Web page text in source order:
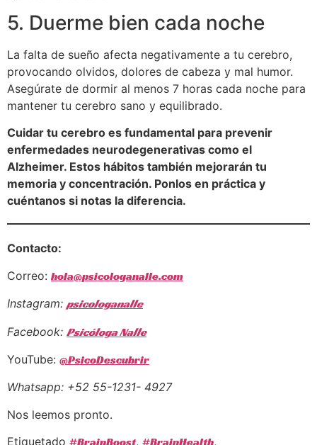
5. Duerme bien cada noche
La falta de sueño afecta negativamente a tu cerebro,
provocando olvidos, dolores de cabeza y mal humor.
Asegúrate de dormir al menos 7 horas cada noche para
mantener tu cerebro sano y equilibrado.
Cuidar tu cerebro es fundamental para prevenir
enfermedades neurodegenerativas como el
Alzheimer. Estos hábitos también mejorarán tu
memoria y concentración. Ponlos en práctica y
cuéntanos si notas la diferencia.
Contacto:
Correo: hola@psicologanalle.com
Instagram: psicologanalle
Facebook: Psicóloga Nalle
YouTube: @PsicoDescubrir
Whatsapp: +52 55-1231- 4927
Nos leemos pronto.
Etiquetado #BrainBoost, #BrainHealth,